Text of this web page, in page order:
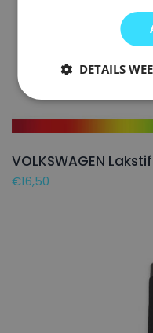
VOLKSWAGEN
€16,50
DETAILS